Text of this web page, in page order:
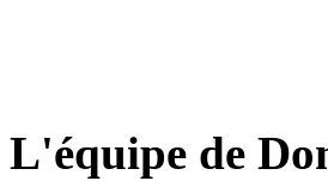
L'équipe de